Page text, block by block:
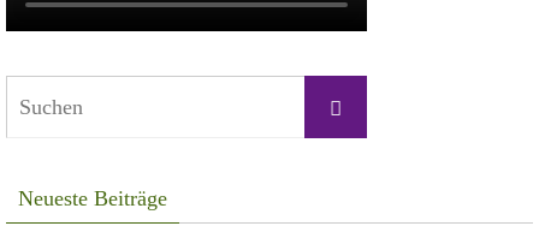
Suchen
Neueste Beiträge